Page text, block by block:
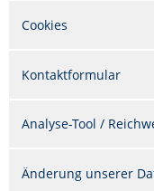
Cookies
Kontaktformular
Analyse-Tool /
Änderung unserer